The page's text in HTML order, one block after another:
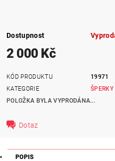
Dostupnost
2 000 Kč
KÓD PRODUKTU
19971
KATEGORIE
ŠPERKY
POLOŽKA BYLA VYPRODÁNA...
Dotaz
POPIS